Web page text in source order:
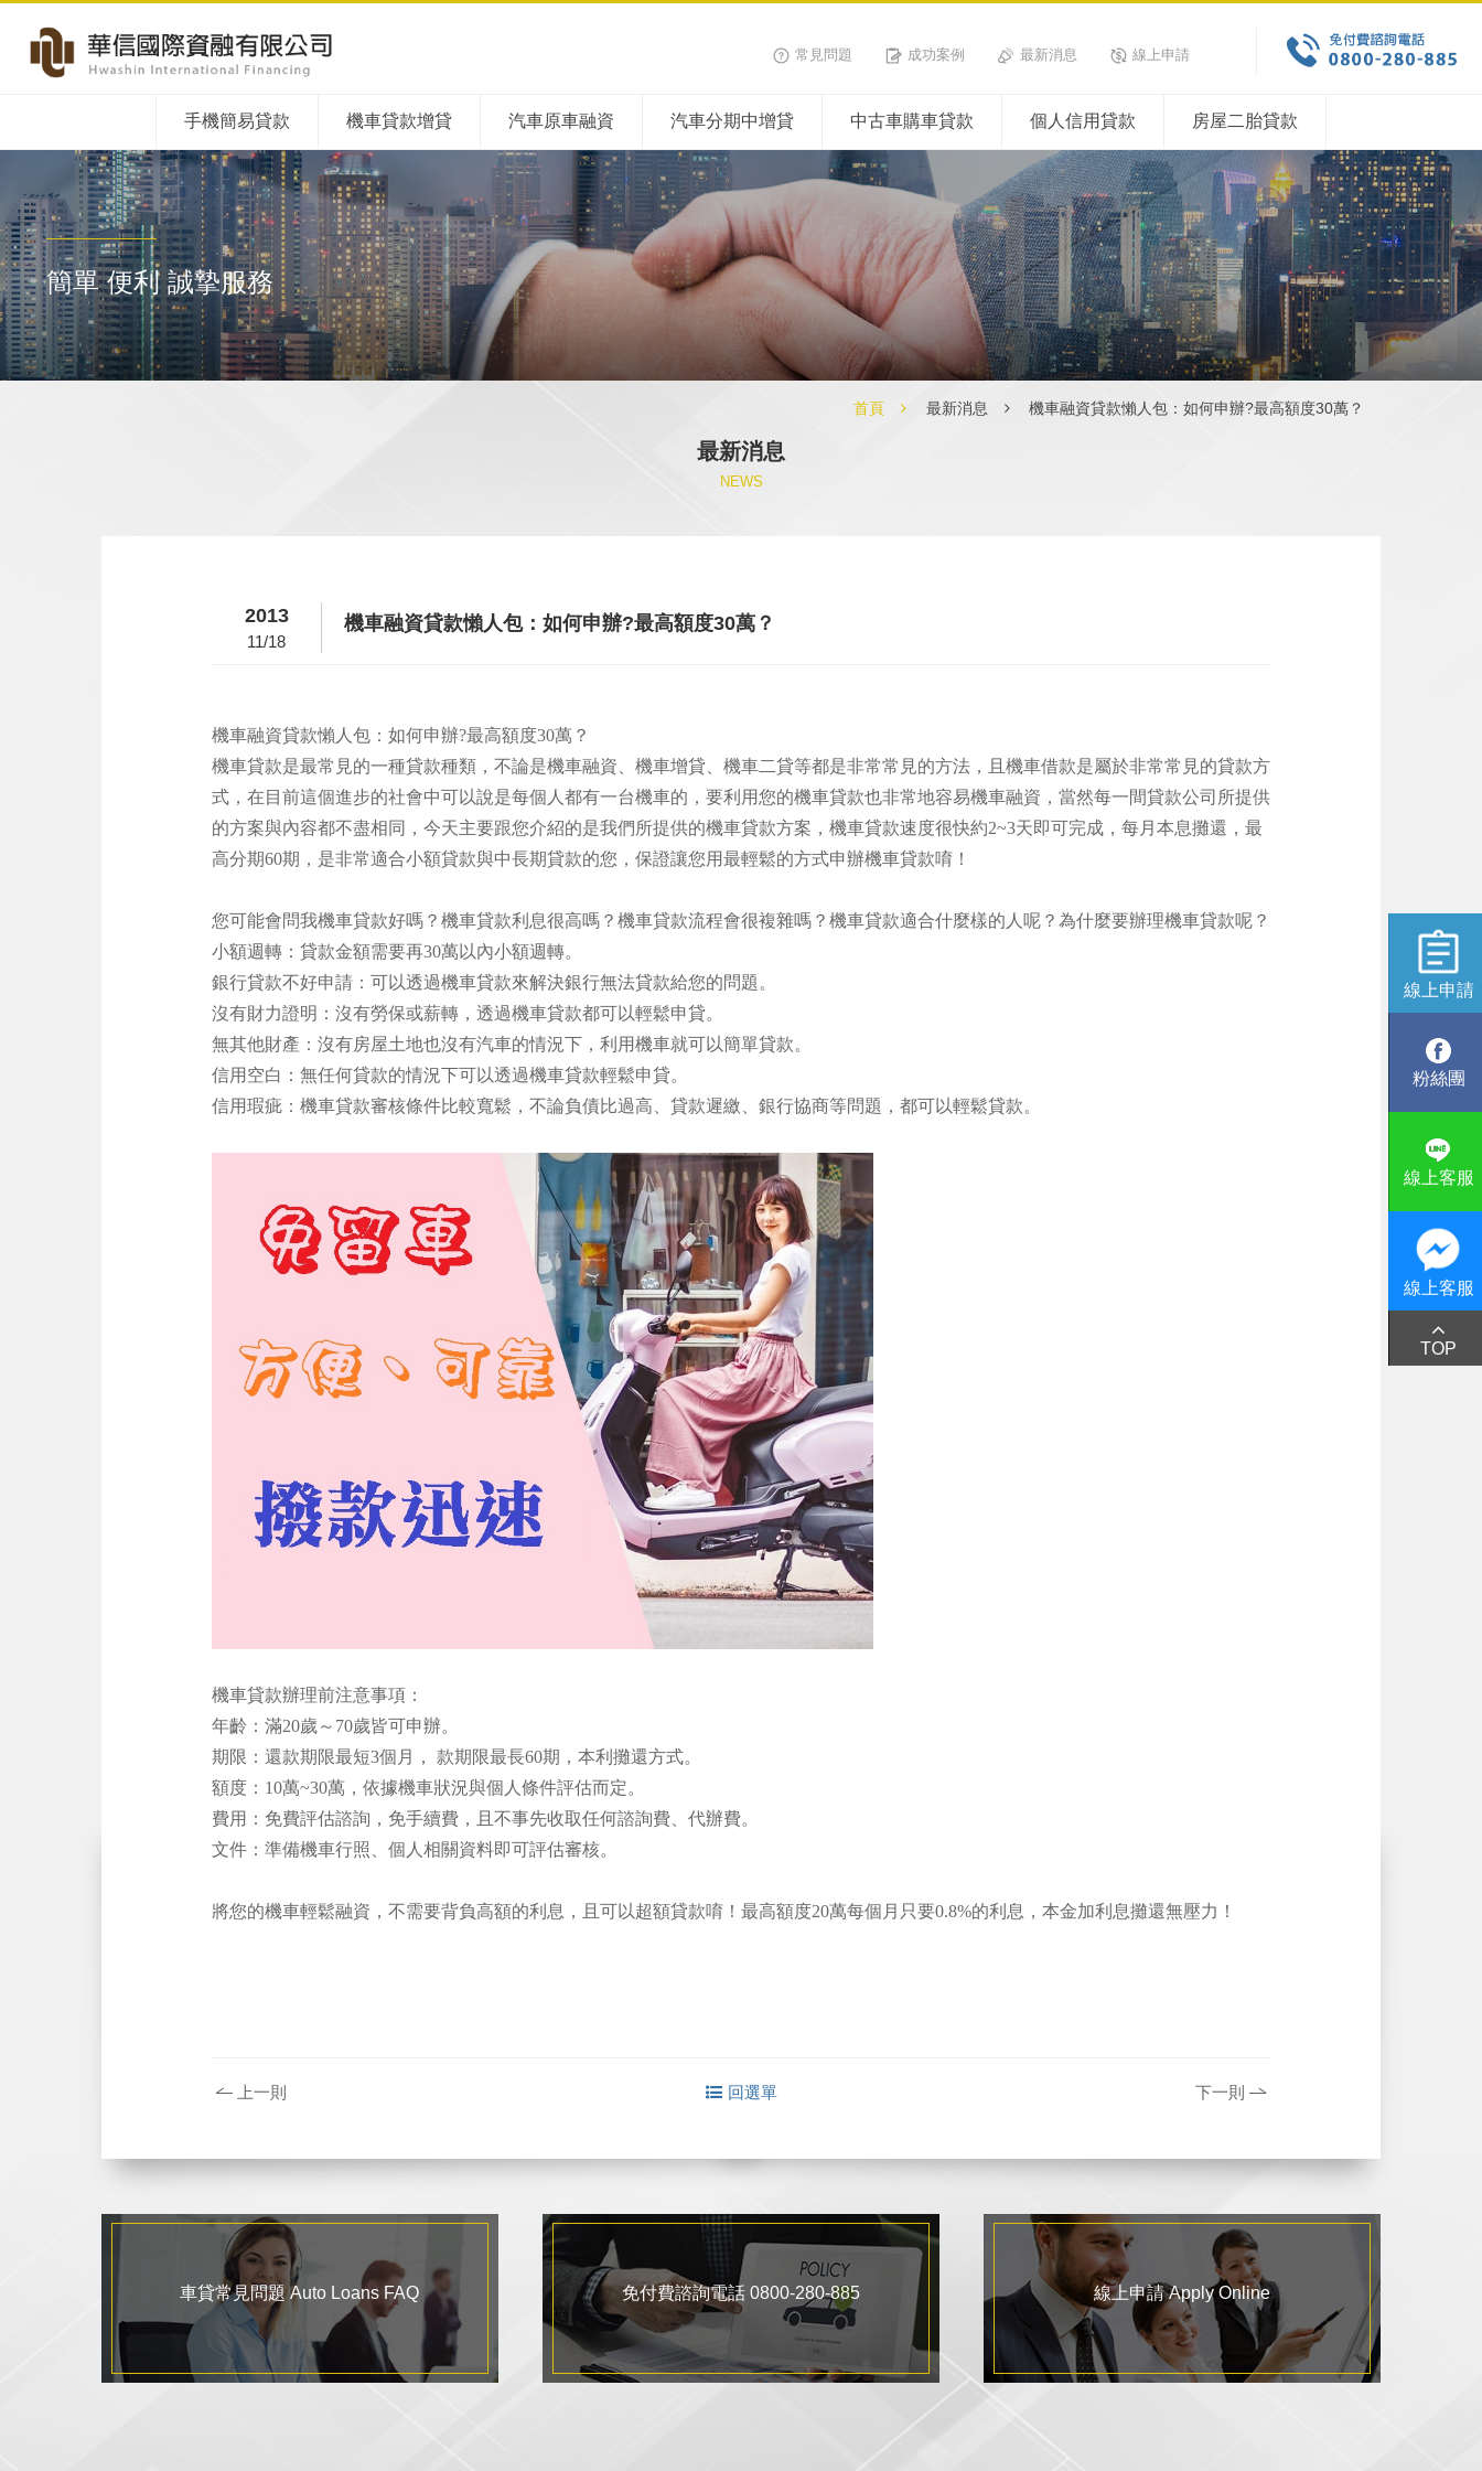
常見問題 成功案例 最新消息 線上申請
手機簡易貸款 機車貸款增貸 汽車原車融資 汽車分期中增貸 中古車購車貸款 個人信用貸款 房屋二胎貸款
簡單 便利 誠摯服務
首頁 最新消息 機車融資貸款懶人包：如何申辦?最高額度30萬？
最新消息
NEWS
2013
11/18
機車融資貸款懶人包：如何申辦?最高額度30萬？
機車融資貸款懶人包：如何申辦?最高額度30萬？
機車貸款是最常見的一種貸款種類，不論是機車融資、機車增貸、機車二貸等都是非常常見的方法，且機車借款是屬於非常常見的貸款方
式，在目前這個進步的社會中可以說是每個人都有一台機車的，要利用您的機車貸款也非常地容易機車融資，當然每一間貸款公司所提供
的方案與內容都不盡相同，今天主要跟您介紹的是我們所提供的機車貸款方案，機車貸款速度很快約2~3天即可完成，每月本息攤還，最
高分期60期，是非常適合小額貸款與中長期貸款的您，保證讓您用最輕鬆的方式申辦機車貸款唷！
您可能會問我機車貸款好嗎？機車貸款利息很高嗎？機車貸款流程會很複雜嗎？機車貸款適合什麼樣的人呢？為什麼要辦理機車貸款呢？
小額週轉：貸款金額需要再30萬以內小額週轉。
銀行貸款不好申請：可以透過機車貸款來解決銀行無法貸款給您的問題。
沒有財力證明：沒有勞保或薪轉，透過機車貸款都可以輕鬆申貸。
無其他財產：沒有房屋土地也沒有汽車的情況下，利用機車就可以簡單貸款。
信用空白：無任何貸款的情況下可以透過機車貸款輕鬆申貸。
信用瑕疵：機車貸款審核條件比較寬鬆，不論負債比過高、貸款遲繳、銀行協商等問題，都可以輕鬆貸款。
機車貸款辦理前注意事項：
年齡：滿20歲～70歲皆可申辦。
期限：還款期限最短3個月， 款期限最長60期，本利攤還方式。
額度：10萬~30萬，依據機車狀況與個人條件評估而定。
費用：免費評估諮詢，免手續費，且不事先收取任何諮詢費、代辦費。
文件：準備機車行照、個人相關資料即可評估審核。
將您的機車輕鬆融資，不需要背負高額的利息，且可以超額貸款唷！最高額度20萬每個月只要0.8%的利息，本金加利息攤還無壓力！
上一則 下一則
回選單
車貸常見問題 Auto Loans FAQ 免付費諮詢電話 0800-280-885 線上申請 Apply Online
線上申請
粉絲團
線上客服
線上客服
TOP